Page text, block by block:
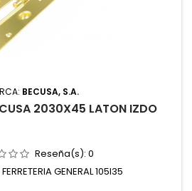
BECUSA, S.A.
2030X45 LATON IZDO
Reseña(s): 0
GENERAL 105I35